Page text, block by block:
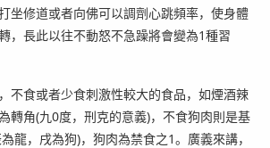
坐修道或者向佛可以調劑心跳頻率，使身體
，長此以往不動怒不急躁將會變為1種習
食或者少食刺激性較大的食品，如煙酒辣
轉角(九0度，刑克的意義)，不食狗肉則是基
龍，戌為狗)，狗肉為禁食之1。廣義來講，